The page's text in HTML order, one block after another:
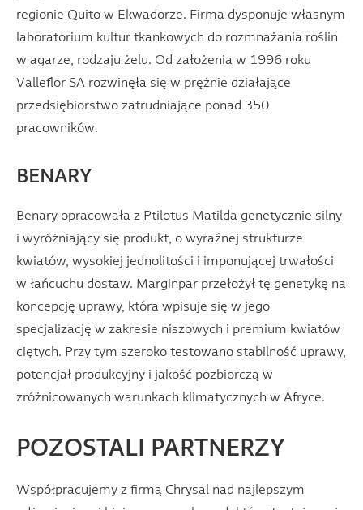
regionie Quito w Ekwadorze. Firma dysponuje własnym
laboratorium kultur tkankowych do rozmnażania roślin
w agarze, rodzaju żelu. Od założenia w 1996 roku
Valleflor SA rozwinęła się w prężnie działające
przedsiębiorstwo zatrudniające ponad 350
pracowników.
BENARY
Benary opracowała z Ptilotus Matilda genetycznie silny
i wyróżniający się produkt, o wyraźnej strukturze
kwiatów, wysokiej jednolitości i imponującej trwałości
w łańcuchu dostaw. Marginpar przełożył tę genetykę na
koncepcję uprawy, która wpisuje się w jego
specjalizację w zakresie niszowych i premium kwiatów
ciętych. Przy tym szeroko testowano stabilność uprawy,
potencjał produkcyjny i jakość pozbiorczą w
zróżnicowanych warunkach klimatycznych w Afryce.
POZOSTALI PARTNERZY
Współpracujemy z firmą Chrysal nad najlepszym